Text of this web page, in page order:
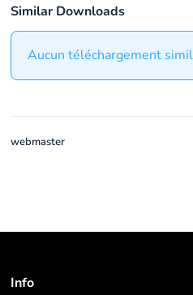
Similar Downloads
Aucun téléchargement
webmaster
Info